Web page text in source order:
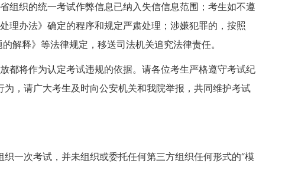
组织的统一考试作弊信息已纳入失信信息范围；考生如不遵
理办法》确定的程序和规定严肃处理；涉嫌犯罪的，按照
解释》等法律规定，移送司法机关追究法律责任。
都将作为认定考试违规的依据。请各位考生严格遵守考试纪
，请广大考生及时向公安机关和我院举报，共同维护考试
一次考试，并未组织或委托任何第三方组织任何形式的“模